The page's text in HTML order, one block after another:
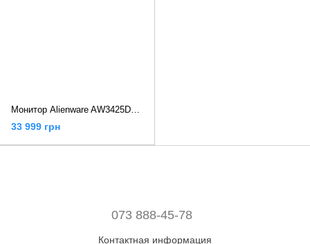
Монитор Alienware AW3425DW (210-BRTW)
33 999 грн
073 888-45-78
Контактная информация